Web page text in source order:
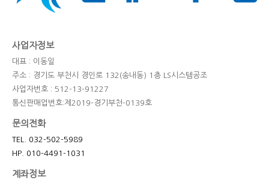
사업자정보
대표 : 이동일
주소 : 경기도 부천시 경인로 132(송내동) 1층 LS시스템공조
사업자번호 : 512-13-91227
통신판매업번호:제2019-경기부천-0139호
문의전화
TEL. 032-502-5989
HP. 010-4491-1031
계좌정보